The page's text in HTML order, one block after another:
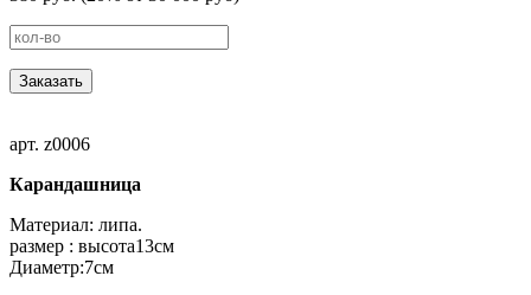
Заказать
арт. z0006
Карандашница
Материал: липа.
размер : высота13cм
Диаметр:7см